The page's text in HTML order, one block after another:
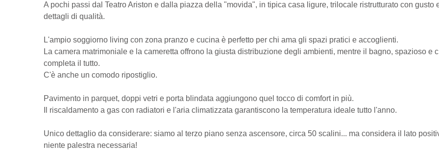
A pochi passi dal Teatro Ariston e dalla piazza della "movida", in tipica casa ligure, trilocale ristrutturato con gusto
dettagli di qualità.
L'ampio soggiorno living con zona pranzo e cucina è perfetto per chi ama gli spazi pratici e accoglienti.
La camera matrimoniale e la cameretta offrono la giusta distribuzione degli ambienti, mentre il bagno, spazioso e
completa il tutto.
C'è anche un comodo ripostiglio.
Pavimento in parquet, doppi vetri e porta blindata aggiungono quel tocco di comfort in più.
Il riscaldamento a gas con radiatori e l'aria climatizzata garantiscono la temperatura ideale tutto l'anno.
Unico dettaglio da considerare: siamo al terzo piano senza ascensore, circa 50 scalini... ma considera il lato
niente palestra necessaria!